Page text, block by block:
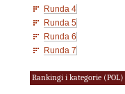
Runda 4
Runda 5
Runda 6
Runda 7
Rankingi i kategorie (POL)